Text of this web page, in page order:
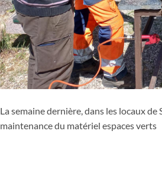
La semaine dernière, dans les locaux
maintenance du matériel espaces verts